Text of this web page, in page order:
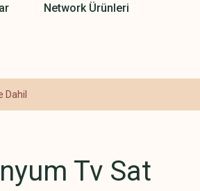
Network Ürünleri
Dahil
Tv Sat